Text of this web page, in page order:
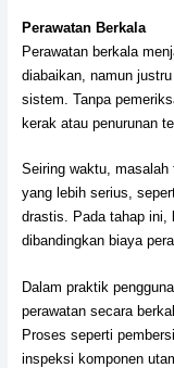
Perawatan Berkala
Perawatan berkala
diabaikan, namun
sistem. Tanpa
kerak atau penurunan
Seiring waktu, masalah
yang lebih serius,
drastis. Pada tahap ini,
dibandingkan biaya
Dalam praktik
perawatan secara
Proses seperti
inspeksi komponen